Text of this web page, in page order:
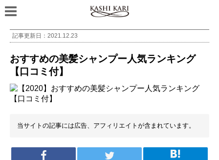
記事更新日： 2021.12.23
おすすめの美髪シャンプー人気ランキング
【口コミ付】
当サイトの記事には広告、アフィリエイトが含まれています。